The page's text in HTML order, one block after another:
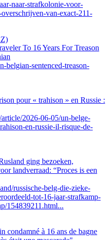
naar-strafkolonie-voor-
van-exact-211-
To 16 Years For Treason
belgian-sentenced-treason-
pour « trahison » en Russie :
2026-06-05/un-belge-
en-russie-il-risque-de-
ging bezoeken,
landverraad: “Proces is een
russische-belg-die-zieke-
tot-16-jaar-strafkamp-
154839211.html...
condamné à 16 ans de bagne